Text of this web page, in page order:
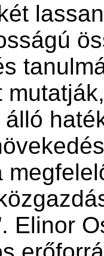
Elinor